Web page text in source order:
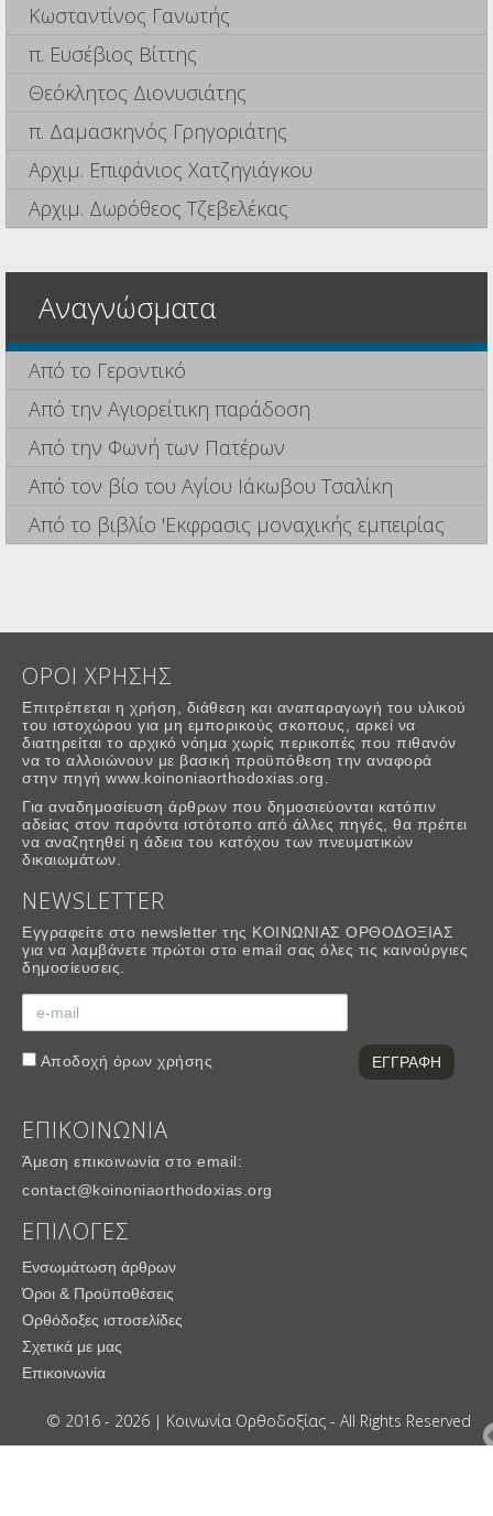
Κωσταντίνος Γανωτής
π. Ευσέβιος Βίττης
Θεόκλητος Διονυσιάτης
π. Δαμασκηνός Γρηγοριάτης
Αρχιμ. Επιφάνιος Χατζηγιάγκου
Αρχιμ. Δωρόθεος Τζεβελέκας
Αναγνώσματα
Από το Γεροντικό
Από την Αγιορείτικη παράδοση
Από την Φωνή των Πατέρων
Από τον βίο του Αγίου Ιάκωβου Τσαλίκη
Από το βιβλίο 'Εκφρασις μοναχικής εμπειρίας
ΟΡΟΙ ΧΡΗΣΗΣ
Επιτρέπεται η χρήση, διάθεση και αναπαραγωγή του υλικού
του ιστοχώρου για μη εμπορικούς σκοπους, αρκεί να
διατηρείται το αρχικό νόημα χωρίς περικοπές που πιθανόν
να το αλλοιώνουν με βασική προϋπόθεση την αναφορά
στην πηγή www.koinoniaorthodoxias.org.
Για αναδημοσίευση άρθρων που δημοσιεύονται κατόπιν
αδείας στον παρόντα ιστότοπο από άλλες πηγές, θα πρέπει
να αναζητηθεί η άδεια του κατόχου των πνευματικών
δικαιωμάτων.
NEWSLETTER
Εγγραφείτε στο newsletter της ΚΟΙΝΩΝΙΑΣ ΟΡΘΟΔΟΞΙΑΣ
για να λαμβάνετε πρώτοι στο email σας όλες τις καινούργιες
δημοσίευσεις.
Αποδοχή όρων χρήσης
ΕΠΙΚΟΙΝΩΝΙΑ
Άμεση επικοινωνία στο email:
contact@koinoniaorthodoxias.org
ΕΠΙΛΟΓΕΣ
Ενσωμάτωση άρθρων
Όροι & Προϋποθέσεις
Ορθόδοξες ιστοσελίδες
Σχετικά με μας
Επικοινωνία
© 2016 - 2026 | Κοινωνία Ορθοδοξίας - All Rights Reserved